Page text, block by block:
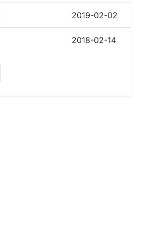
2019-02-02
2018-02-14